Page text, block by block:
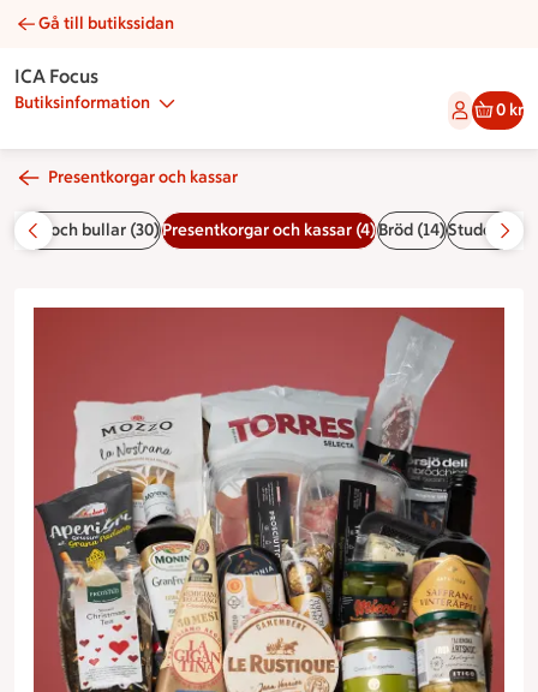
Presentkorg stor | Catering ICA Focus
Gå till butikssidan
ICA Focus
Butiksinformation 0 kr
Presentkorgar och kassar
och bullar (30)Presentkorgar och kassar (4)Bröd (14)Student- &